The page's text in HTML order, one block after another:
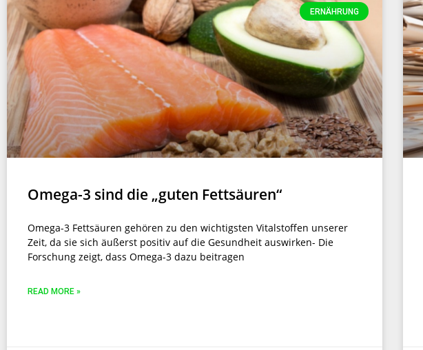
ERNÄHRUNG
Omega-3 sind die „guten Fettsäuren“
Omega-3 Fettsäuren gehören zu den wichtigsten Vitalstoffen unserer
Zeit, da sie sich äußerst positiv auf die Gesundheit auswirken- Die
Forschung zeigt, dass Omega-3 dazu beitragen
READ MORE »